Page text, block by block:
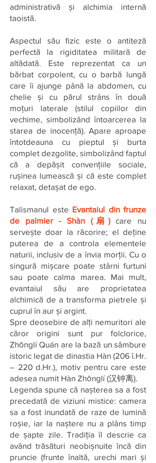
administrativă și alchimia internă
taoistă.
Aspectul său fizic este o antiteză
perfectă la rigiditatea militară de
altădată. Este reprezentat ca un
bărbat corpolent, cu o barbă lungă
care îi ajunge până la abdomen, cu
chelie și cu părul strâns în două
moțuri laterale (stilul copiilor din
vechime, simbolizând întoarcerea la
starea de inocență). Apare aproape
întotdeauna cu pieptul și burta
complet dezgolite, simbolizând faptul
că a depășit convențiile sociale,
rușinea lumească și că este complet
relaxat, detașat de ego.
Talismanul este Evantaiul din frunze
de palmier - Shàn (扇)care nu
servește doar la răcorire; el deține
puterea de a controla elementele
naturii, inclusiv de a învia morții. Cu o
singură mișcare poate stârni furtuni
sau poate calma marea. Mai mult,
evantaiul său are proprietatea
alchimică de a transforma pietrele și
cuprul în aur și argint.
Spre deosebire de alți nemuritori ale
căror origini sunt pur folclorice,
Zhōnglí Quán are la bază un sâmbure
istoric legat de dinastia Hàn (206 î.Hr.
– 220 d.Hr.), motiv pentru care este
adesea numit Hàn Zhōnglí (汉钟离).
Legenda spune că nașterea sa a fost
precedată de viziuni mistice: camera
sa a fost inundată de raze de lumină
roșie, iar la naștere nu a plâns timp
de șapte zile. Tradiția îl descrie ca
având trăsături neobișnuite încă din
pruncie (frunte înaltă, urechi mari și